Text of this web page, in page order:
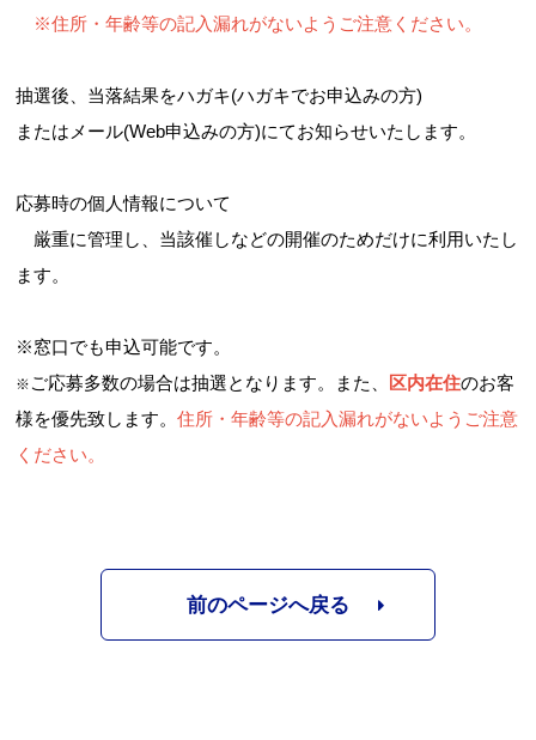
※住所・年齢等の記入漏れがないようご注意ください。
抽選後、当落結果をハガキ(ハガキでお申込みの方)
またはメール(Web申込みの方)にてお知らせいたします。
応募時の個人情報について
厳重に管理し、当該催しなどの開催のためだけに利用いたし
ます。
※窓口でも申込可能です。
※ ご応募多数の場合は抽選となります。また、 区内在住のお客
様を優先致します。住所・年齢等の記入漏れがないようご注意
ください。
前のページへ戻る